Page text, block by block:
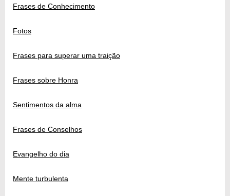
Frases de Conhecimento
Fotos
Frases para superar uma traição
Frases sobre Honra
Sentimentos da alma
Frases de Conselhos
Evangelho do dia
Mente turbulenta